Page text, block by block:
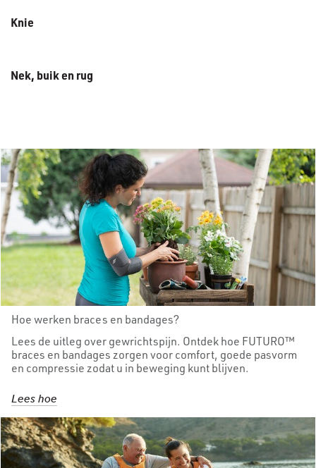
Knie
Nek, buik en rug
Hoe werken braces en bandages?
Lees de uitleg over gewrichtspijn. Ontdek hoe FUTURO™
braces en bandages zorgen voor comfort, goede pasvorm
en compressie zodat u in beweging kunt blijven.
Lees hoe